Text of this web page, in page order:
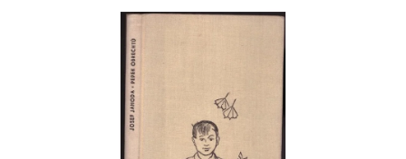
hvězdiček.